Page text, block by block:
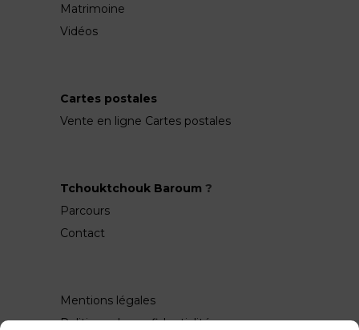
Matrimoine
Vidéos
Cartes postales
Vente en ligne Cartes postales
Tchouktchouk Baroum ?
Parcours
Contact
Mentions légales
Politique de confidentialité